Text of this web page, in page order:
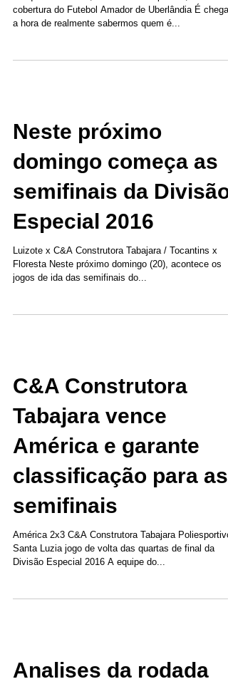
cobertura do Futebol Amador de Uberlândia É
a hora de realmente sabermos quem é...
Neste próximo
domingo começa as
semifinais da Divisão
Especial 2016
Luizote x C&A Construtora Tabajara / Tocantins x
Floresta Neste próximo domingo (20), acontece os
jogos de ida das semifinais do...
C&A Construtora
Tabajara vence
América e garante
classificação para as
semifinais
América 2x3 C&A Construtora Tabajara Poliesportivo
Santa Luzia jogo de volta das quartas de final da
Divisão Especial 2016 A equipe do...
Analises da rodada